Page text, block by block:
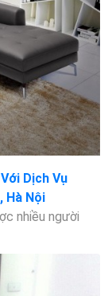
Dịch Vụ
Hà Nội
nhiều người